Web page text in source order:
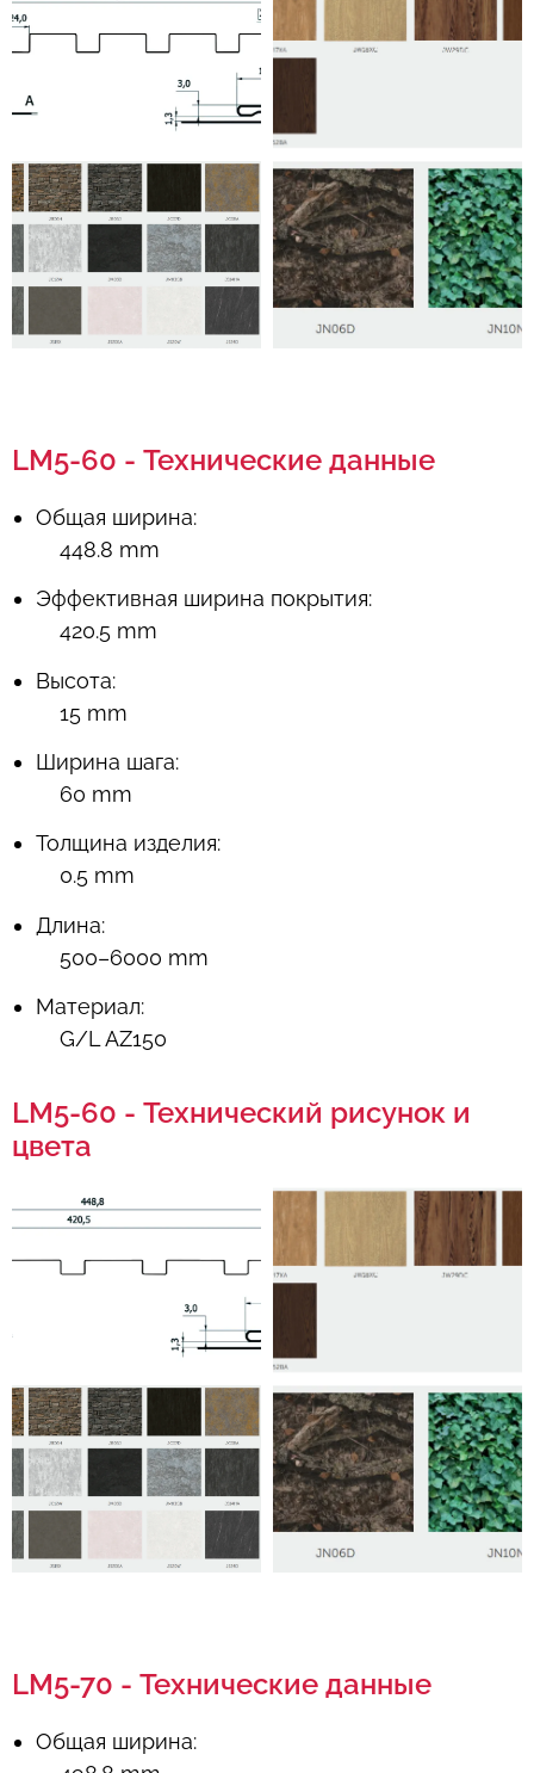
LM5-60 - Технические данные
Общая ширина:
448.8 mm
Эффективная ширина покрытия:
420.5 mm
Высота:
15 mm
Ширина шага:
60 mm
Толщина изделия:
0.5 mm
Длина:
500–6000 mm
Материал:
G/L AZ150
LM5-60 - Технический рисунок и
цвета
LM5-70 - Технические данные
Общая ширина: